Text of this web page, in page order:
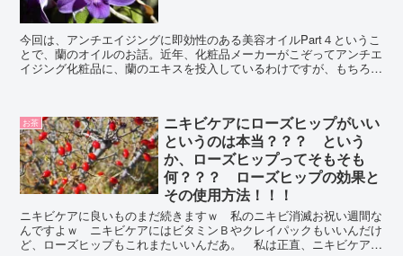
今回は、アンチエイジングに即効性のある美容オイルPart４というこ
とで、蘭のオイルのお話。近年、化粧品メーカーがこぞってアンチエ
イジング化粧品に、蘭のエキスを投入しているわけですが、もちろん
お茶
ニキビケアにローズヒップがいい
というのは本当？？？ という
か、ローズヒップってそもそも
何？？？ ローズヒップの効果と
その使用方法！！！
ニキビケアに良いものまだ続きますｗ 私のニキビ消滅お祝い週間な
んですよｗ ニキビケアにはビタミンＢやクレイパックもいいんだけ
ど、ローズヒップもこれまたいいんだあ。 私は正直、ニキビケアに